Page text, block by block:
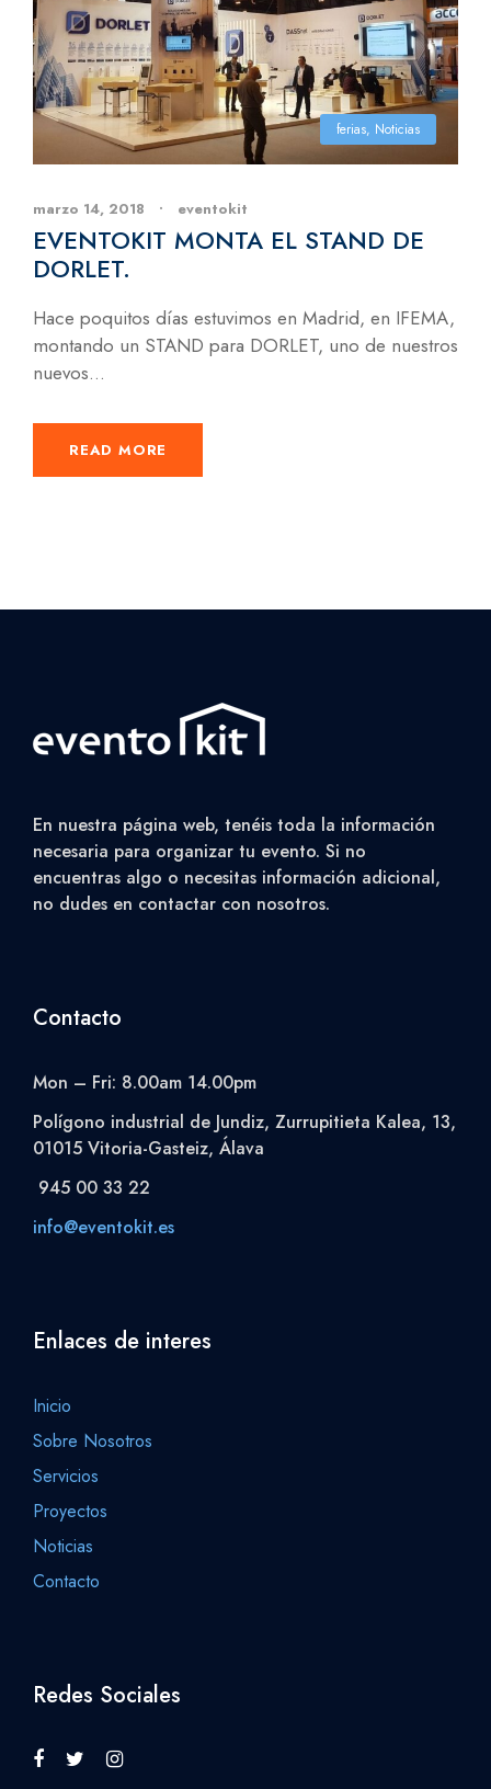
ferias, Noticias
marzo 14, 2018 • eventokit
EVENTOKIT MONTA EL STAND DE
DORLET.
Hace poquitos días estuvimos en Madrid, en IFEMA,
montando un STAND para DORLET, uno de nuestros
nuevos...
READ MORE
En nuestra página web, tenéis toda la información
necesaria para organizar tu evento. Si no
encuentras algo o necesitas información adicional,
no dudes en contactar con nosotros.
Contacto
Mon – Fri: 8.00am 14.00pm
Polígono industrial de Jundiz, Zurrupitieta Kalea, 13,
01015 Vitoria-Gasteiz, Álava
945 00 33 22
info@eventokit.es
Enlaces de interes
Inicio
Sobre Nosotros
Servicios
Proyectos
Noticias
Contacto
Redes Sociales